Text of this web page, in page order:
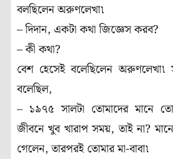
বলছিলেন অরুণলেখা৷
– দিদান, একটা কথা জিজ্ঞেস করব?
– কী কথা?
বেশ হেসেই বলেছিলেন অরুণলেখা৷
বলেছিল,
– ১৯৭৫ সালটা তোমাদের মানে
জীবনে খুব খারাপ সময়, তাই না? মানে
গেলেন, তারপরই তোমার মা-বাবা৷